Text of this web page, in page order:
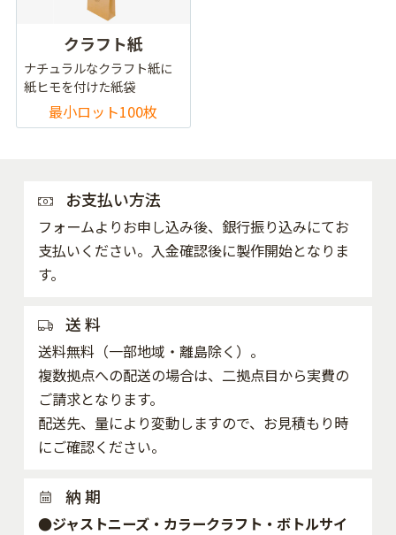
クラフト紙
ナチュラルなクラフト紙に
紙ヒモを付けた紙袋
最小ロット100枚
お支払い方法
フォームよりお申し込み後、銀行振り込みにてお
支払いください。入金確認後に製作開始となりま
す。
送 料
送料無料（一部地域・離島除く）。
複数拠点への配送の場合は、二拠点目から実費の
ご請求となります。
配送先、量により変動しますので、お見積もり時
にご確認ください。
納 期
●ジャストニーズ・カラークラフト・ボトルサイ